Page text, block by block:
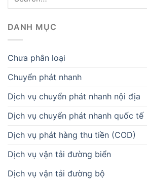
DANH MỤC
Chưa phân loại
Chuyển phát nhanh
Dịch vụ chuyển phát nhanh nội địa
Dịch vụ chuyển phát nhanh quốc tế
Dịch vụ phát hàng thu tiền (COD)
Dịch vụ vận tải đường biển
Dịch vụ vận tải đường bộ